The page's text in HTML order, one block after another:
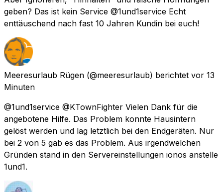
geben? Das ist kein Service @1und1service Echt
enttäuschend nach fast 10 Jahren Kundin bei euch!
Meeresurlaub Rügen (@meeresurlaub) berichtet vor 13
Minuten
@1und1service @KTownFighter Vielen Dank für die
angebotene Hilfe. Das Problem konnte Hausintern
gelöst werden und lag letztlich bei den Endgeräten. Nur
bei 2 von 5 gab es das Problem. Aus irgendwelchen
Gründen stand in den Servereinstellungen ionos anstelle
1und1.